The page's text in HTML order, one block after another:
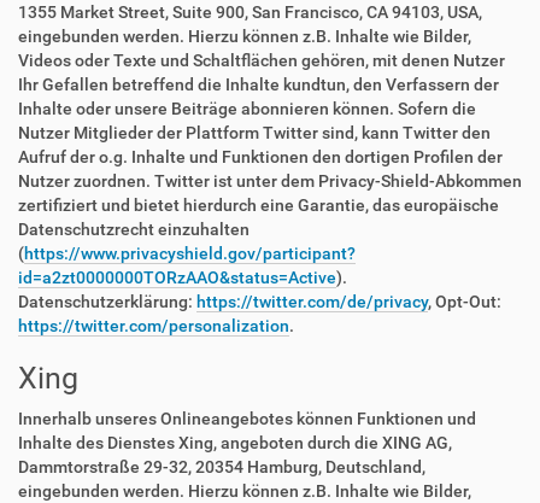
1355 Market Street, Suite 900, San Francisco, CA 94103, USA,
eingebunden werden. Hierzu können z.B. Inhalte wie Bilder,
Videos oder Texte und Schaltflächen gehören, mit denen Nutzer
Ihr Gefallen betreffend die Inhalte kundtun, den Verfassern der
Inhalte oder unsere Beiträge abonnieren können. Sofern die
Nutzer Mitglieder der Plattform Twitter sind, kann Twitter den
Aufruf der o.g. Inhalte und Funktionen den dortigen Profilen der
Nutzer zuordnen. Twitter ist unter dem Privacy-Shield-Abkommen
zertifiziert und bietet hierdurch eine Garantie, das europäische
Datenschutzrecht einzuhalten
(https://www.privacyshield.gov/participant?
id=a2zt0000000TORzAAO&status=Active).
Datenschutzerklärung: https://twitter.com/de/privacy, Opt-Out:
https://twitter.com/personalization.
Xing
Innerhalb unseres Onlineangebotes können Funktionen und
Inhalte des Dienstes Xing, angeboten durch die XING AG,
Dammtorstraße 29-32, 20354 Hamburg, Deutschland,
eingebunden werden. Hierzu können z.B. Inhalte wie Bilder,